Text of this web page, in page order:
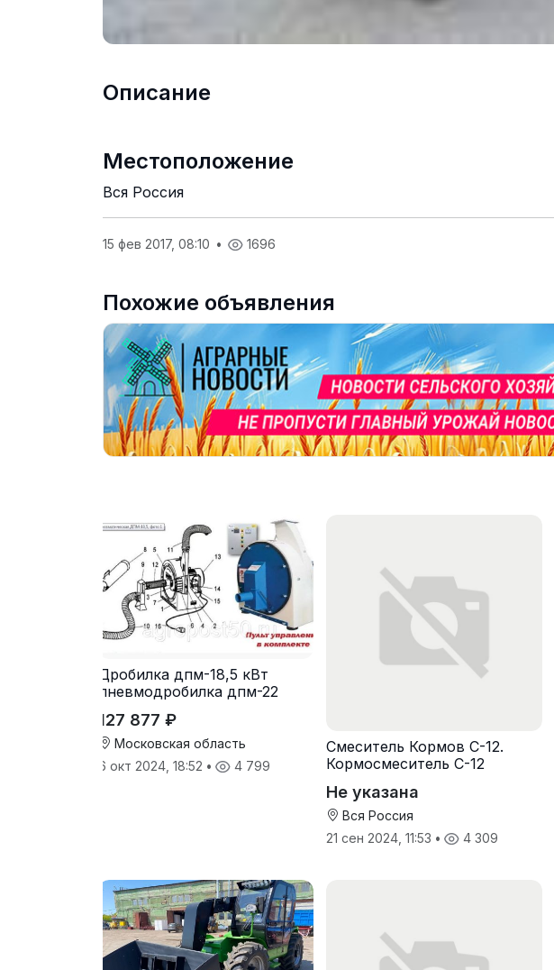
Описание
Местоположение
Вся Россия
15 фев 2017, 08:10 • 1696
Похожие объявления
Дробилка дпм-18,5 кВт
пневмодробилка дпм-22
127 877 ₽
Московская область
6 окт 2024, 18:52 • 4 799
Смеситель Кормов С-12.
Кормосмеситель С-12
Не указана
Вся Россия
21 сен 2024, 11:53 • 4 309